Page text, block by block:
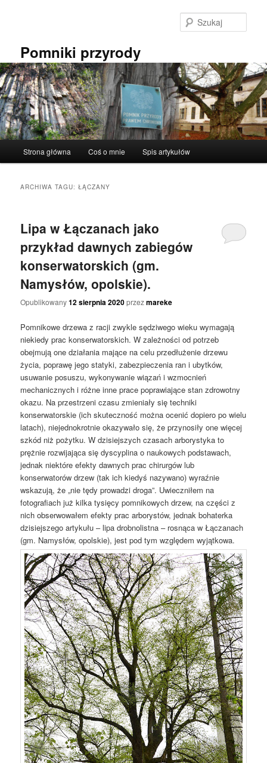
Pomniki przyrody
Strona główna Coś o mnie Spis artykułów
ARCHIWA TAGU:ŁĄCZANY
Lipa w Łączanach jako
przykład dawnych zabiegów
konserwatorskich (gm.
Namysłów, opolskie).
Opublikowany12 sierpnia 2020przezmareke
Pomnikowe drzewa z racji zwykle sędziwego wieku wymagają
niekiedy prac konserwatorskich. W zależności od potrzeb
obejmują one działania mające na celu przedłużenie drzewu
życia, poprawę jego statyki, zabezpieczenia ran i ubytków,
usuwanie posuszu, wykonywanie wiązań i wzmocnień
mechanicznych i różne inne prace poprawiające stan zdrowotny
okazu. Na przestrzeni czasu zmieniały się techniki
konserwatorskie (ich skuteczność można ocenić dopiero po wielu
latach), niejednokrotnie okazywało się, że przynosiły one więcej
szkód niż pożytku. W dzisiejszych czasach arborystyka to
prężnie rozwijająca się dyscyplina o naukowych podstawach,
jednak niektóre efekty dawnych prac chirurgów lub
konserwatorów drzew (tak ich kiedyś nazywano) wyraźnie
wskazują, że „nie tędy prowadzi droga”. Uwieczniłem na
fotografiach już kilka tysięcy pomnikowych drzew, na części z
nich obserwowałem efekty prac arborystów, jednak bohaterka
dzisiejszego artykułu – lipa drobnolistna – rosnąca w Łączanach
(gm. Namysłów, opolskie), jest pod tym względem wyjątkowa.